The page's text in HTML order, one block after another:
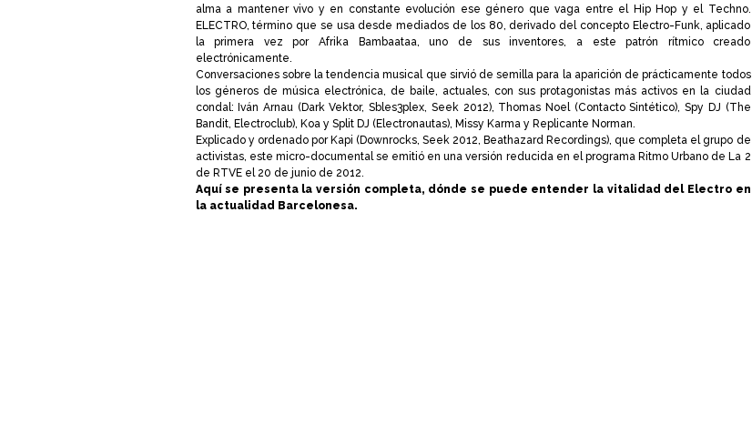
alma a mantener vivo y en constante evolución ese género que vaga entre el Hip Hop y el Techno.
ELECTRO, término que se usa desde mediados de los 80, derivado del concepto Electro-Funk, aplicado
la primera vez por Afrika Bambaataa, uno de sus inventores, a este patrón rítmico creado
electrónicamente.
Conversaciones sobre la tendencia musical que sirvió de semilla para la aparición de prácticamente todos
los géneros de música electrónica, de baile, actuales, con sus protagonistas más activos en la ciudad
condal: Iván Arnau (Dark Vektor, Sbles3plex, Seek 2012), Thomas Noel (Contacto Sintético), Spy DJ (The
Bandit, Electroclub), Koa y Split DJ (Electronautas), Missy Karma y Replicante Norman.
Explicado y ordenado por Kapi (Downrocks, Seek 2012, Beathazard Recordings), que completa el grupo de
activistas, este micro-documental se emitió en una versión reducida en el programa Ritmo Urbano de La 2
de RTVE el 20 de junio de 2012.
Aquí se presenta la versión completa, dónde se puede entender la vitalidad del Electro en
la actualidad Barcelonesa.